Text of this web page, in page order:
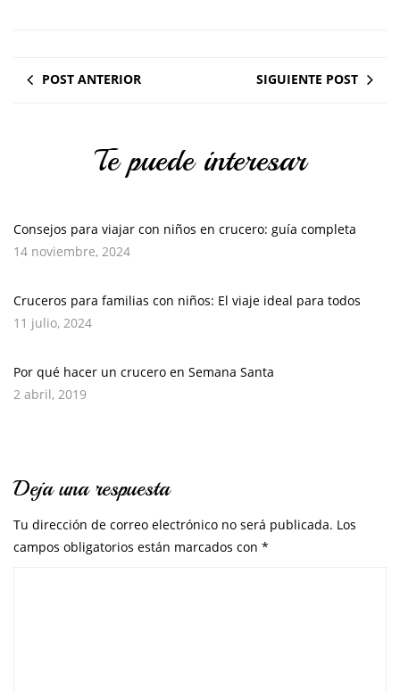
POST ANTERIOR SIGUIENTE POST
Te puede interesar
Consejos para viajar con niños en crucero: guía completa
14 noviembre, 2024
Cruceros para familias con niños: El viaje ideal para todos
11 julio, 2024
Por qué hacer un crucero en Semana Santa
2 abril, 2019
Deja una respuesta
Tu dirección de correo electrónico no será publicada. Los
campos obligatorios están marcados con *